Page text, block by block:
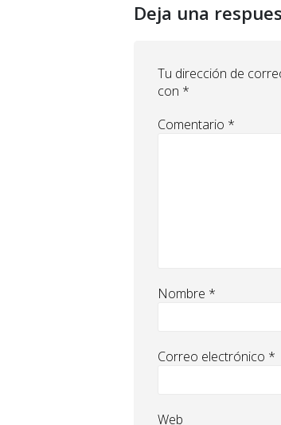
Deja una
Tu dirección de
con *
Comentario *
Nombre *
Correo electrónico *
Web